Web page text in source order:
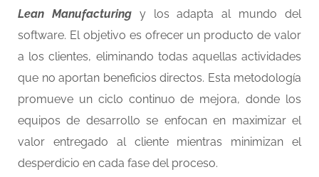
Lean Manufacturingy los adapta al mundo del
software. El objetivo es ofrecer un producto de valor
a los clientes, eliminando todas aquellas actividades
que no aportan beneficios directos. Esta metodología
promueve un ciclo continuo de mejora, donde los
equipos de desarrollo se enfocan en maximizar el
valor entregado al cliente mientras minimizan el
desperdicio en cada fase del proceso.